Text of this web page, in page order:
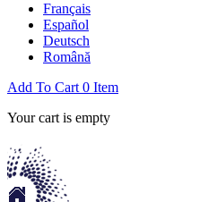
Français
Español
Deutsch
Română
Add To Cart 0 Item
Your cart is empty